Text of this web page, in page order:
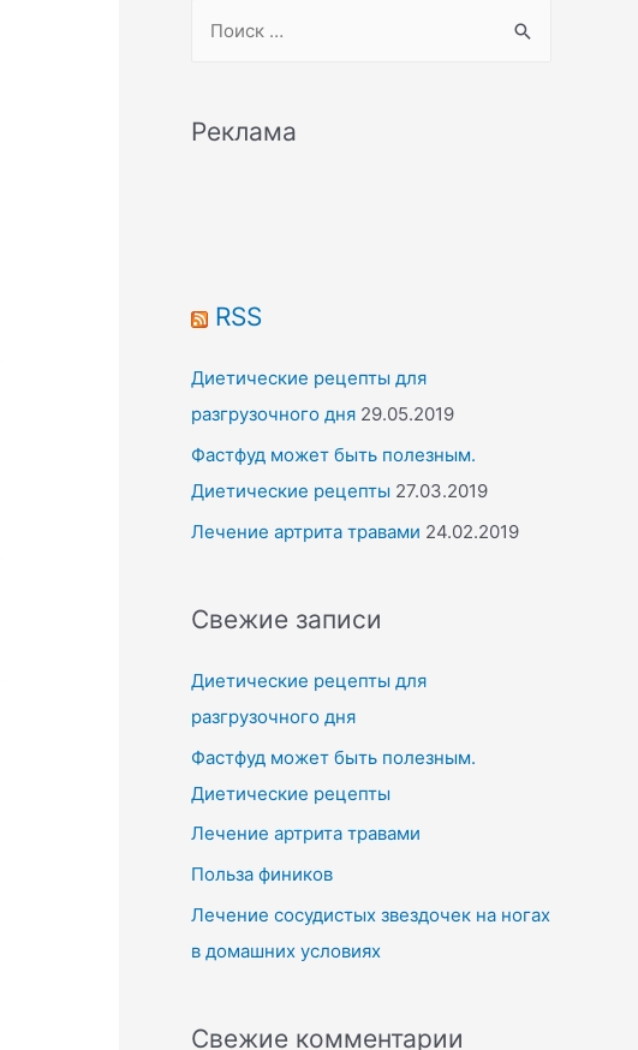
rРеклама
RSS
Диетические рецепты для
разгрузочного дня 29.05.2019
Фастфуд может быть полезным.
Диетические рецепты 27.03.2019
Лечение артрита травами 24.02.2019
Свежие записи
Диетические рецепты для
разгрузочного дня
Фастфуд может быть полезным.
Диетические рецепты
Лечение артрита травами
Польза фиников
Лечение сосудистых звездочек на ногах
в домашних условиях
Свежие комментарии